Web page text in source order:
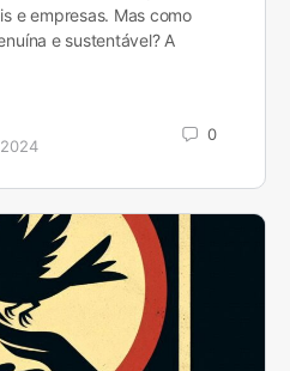
e empresas. Mas como
e sustentável? A
0